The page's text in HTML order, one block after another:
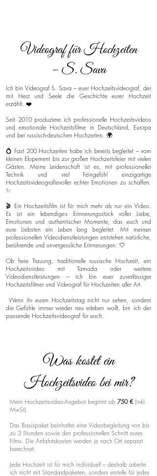
Videograf für Hochzeiten
– S. Sava
Ich bin Videograf S. Sava – euer Hochzeitsvideograf, der
mit Herz und Seele die Geschichte eurer Hochzeit
erzählt. ❤️
Seit 2010 produziere ich professionelle Hochzeitsvideos
und emotionale Hochzeitsfilme in Deutschland, Europa
und bei russisch-deutschen Hochzeiten. 🌍
💍 Fast 200 Hochzeiten habe ich bereits begleitet – vom
kleinen Elopement bis zur großen Hochzeitsfeier mit vielen
Gästen. Meine Leidenschaft ist es, mit professioneller
Technik und viel Feingefühl einzigartige
Hochzeitsvideografievoller echter Emotionen zu schaffen.
✨
🎬 Ein Hochzeitsfilm ist für mich mehr als nur ein Video.
Es ist ein lebendiges Erinnerungsstück voller Liebe,
Emotionen und authentischer Momente, das euch und
eure Liebsten ein Leben lang begleitet. Mit meinen
professionellen Videodienstleistungen entstehen natürliche,
berührende und unvergessliche Erinnerungen. 🤍
Ob freie Trauung, traditionelle russische Hochzeit, ein
Hochzeitsvideo mit Tamada oder weitere
Videodienstleistungen – ich bin euer zuverlässiger
Hochzeitsfilmer und Videograf für Hochzeiten aller Art.
Wenn ihr euren Hochzeitstag nicht nur sehen, sondern
die Gefühle immer wieder neu erleben wollt, bin ich der
passende Hochzeitsvideograf für euch.
Was kostet ein
Hochzeitsvideo bei mir?
Mein Hochzeitsvideo-Angebot beginnt ab 750 € (inkl.
MwSt).
Das Basispaket beinhaltet eine Videobegleitung von bis
zu 3 Stunden sowie den professionellen Schnitt eures
Films. Die Anfahrtskosten werden je nach Ort separat
berechnet.
Jede Hochzeit ist für mich individuell – deshalb arbeite
ich nicht mit Standardpaketen, sondern erstelle für jedes